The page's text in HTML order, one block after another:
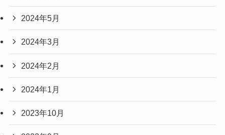
2024年5月
2024年3月
2024年2月
2024年1月
2023年10月